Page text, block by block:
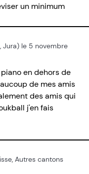
un minimum
Jura) le 5 novembre
en dehors de
de mes amis
des amis qui
j'en fais
Autres cantons